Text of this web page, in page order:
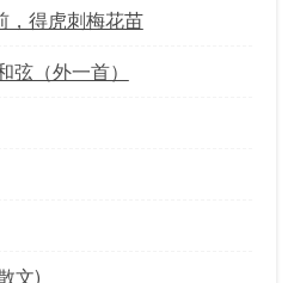
，得虎刺梅花苗
弦（外一首）
文)